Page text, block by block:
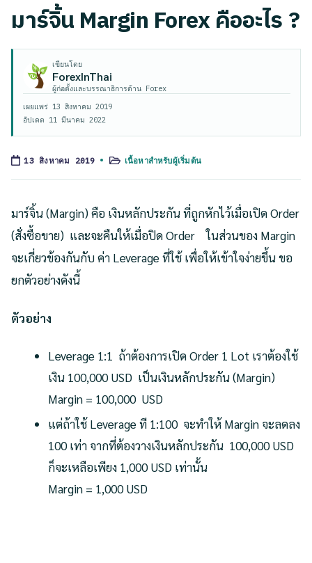
มาร์จิ้น Margin Forex คืออะไร ?
เขียนโดย
ForexInThai
ผู้ก่อตั้งและบรรณาธิการด้าน Forex
เผยแพร่ 13 สิงหาคม 2019
อัปเดต 11 มีนาคม 2022
13 สิงหาคม 2019
Postedเนื้อหาสำหรับผู้เริ่มต้น
มาร์จิ้น (Margin) คือ เงินหลักประกัน ที่ถูกหักไว้เมื่อเปิด Order
(สั่งซื้อขาย) และจะคืนให้เมื่อปิด Order ในส่วนของ Margin
จะเกี่ยวข้องกันกับ ค่า Leverage ที่ใช้ เพื่อให้เข้าใจง่ายขึ้น ขอ
ยกตัวอย่างดังนี้
ตัวอย่าง
Leverage 1:1 ถ้าต้องการเปิด Order 1 Lot เราต้องใช้
เงิน 100,000 USD เป็นเงินหลักประกัน (Margin)
Margin = 100,000 USD
แต่ถ้าใช้ Leverage ที 1:100 จะทำให้ Margin จะลดลง
100 เท่า จากที่ต้องวางเงินหลักประกัน 100,000 USD
ก็จะเหลือเพียง 1,000 USD เท่านั้น
Margin = 1,000 USD